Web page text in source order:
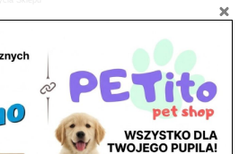
Sklepu
akwariowe w ZooNemo – Legionowo i
Mazowiecki
Zadbaj o komfort swojego pupila
chłodzącymi ZooNemo